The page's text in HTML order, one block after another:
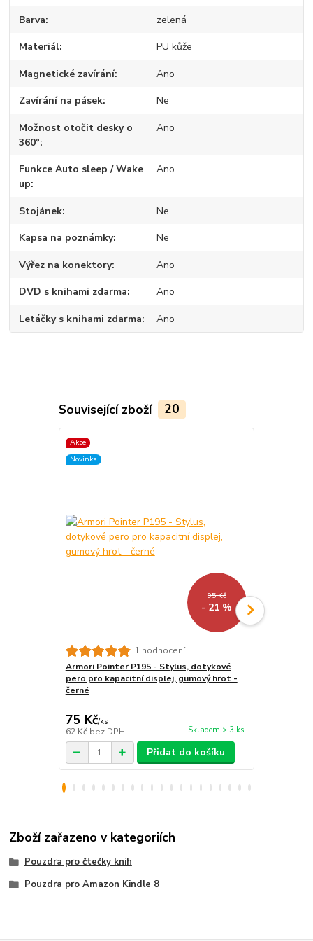
Barva zelená
Materiál PU kůže
Magnetické zavírání Ano
Zavírání na pásek Ne
Možnost otočit desky o
360°
Ano
Funkce Auto sleep / Wake
up
Ano
Stojánek Ne
Kapsa na poznámky Ne
Výřez na konektory Ano
DVD s knihami zdarma Ano
Letáčky s knihami zdarma Ano
Související zboží 20
Akce
Novinka
95 Kč
- 21 %
1 hodnocení
Armori Pointer P195 - Stylus, dotykové
pero pro kapacitní displej, gumový hrot -
černé
75 Kč/ks
62 Kč bez DPH Skladem > 3 ks
Přidat do košíku
Zboží zařazeno v kategoriích
Pouzdra pro čtečky knih
Pouzdra pro Amazon Kindle 8